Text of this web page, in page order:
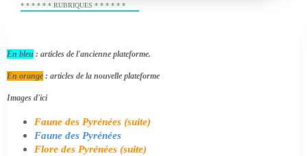
* * * * * * RUBRIQUES * * * * * *
En bleu : articles de l'ancienne plateforme.
En orange : articles de la nouvelle plateforme
Images d'ici
Faune des Pyrénées (suite)
Faune des Pyrénées
Flore des Pyrénées (suite)